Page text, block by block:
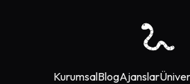
KurumsalBlogAjanslar